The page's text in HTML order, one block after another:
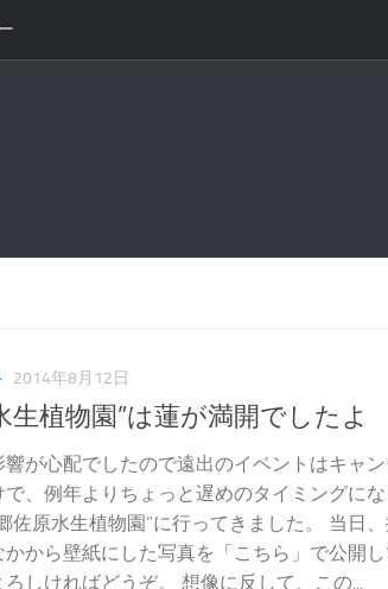
2014年8月12日
生植物園”は蓮が満開でしたよ
が心配でしたので遠出のイベントはキャ
、例年よりちょっと遅めのタイミングにな
佐原水生植物園”に行ってきました。 当日
から壁紙にした写真を「こちら」で公開し
しければどうぞ。 想像に反して、この...